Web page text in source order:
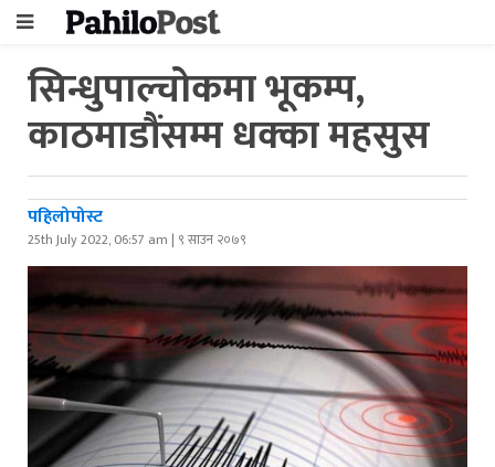
सिन्धुपाल्चोकमा भूकम्प,
काठमाडौंसम्म धक्का महसुस
पहिलोपोस्ट
25th July 2022, 06:57 am | ९ साउन २०७९